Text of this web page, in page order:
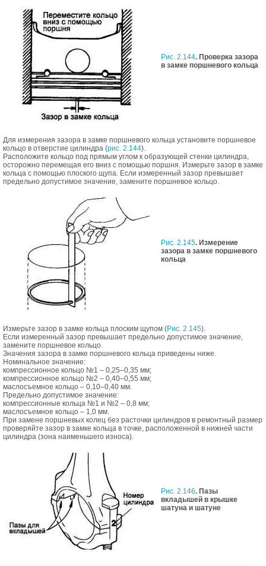
Рис. 2.144. Проверка зазора
в замке поршневого кольца
Для измерения зазора в замке поршневого кольца установите поршневое
кольцо в отверстие цилиндра (рис. 2.144).
Расположите кольцо под прямым углом к образующей стенки цилиндра,
осторожно перемещая его вниз с помощью поршня. Измерьте зазор в замке
кольца с помощью плоского щупа. Если измеренный зазор превышает
предельно допустимое значение, замените поршневое кольцо.
Рис. 2.145. Измерение
зазора в замке поршневого
кольца
Измерьте зазор в замке кольца плоским щупом (Рис. 2.145).
Если измеренный зазор превышает предельно допустимое значение,
замените поршневое кольцо.
Значения зазора в замке поршневого кольца приведены ниже.
Номинальное значение:
компрессионное кольцо №1 – 0,25–0,35 мм;
компрессионное кольцо №2 – 0,40–0,55 мм;
маслосъемное кольцо – 0,10–0,40 мм.
Предельно допустимое значение:
компрессионные кольца №1 и №2 – 0,8 мм;
маслосъемное кольцо – 1,0 мм.
При замене поршневых колец без расточки цилиндров в ремонтный размер
проверяйте зазор в замке кольца в точке, расположенной в нижней части
цилиндра (зона наименьшего износа).
Рис. 2.146. Пазы
вкладышей в крышке
шатуна и шатуне